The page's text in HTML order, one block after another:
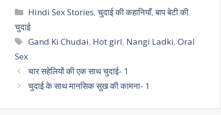
Categories
Hindi Sex Stories,चुदाई की कहानियाँ,बाप बेटी की
चुदाई
Tags
Gand Ki Chudai, Hot girl, Nangi Ladki,Oral
Sex
चार सहेलियों की एक साथ चुदाई- 1
चुदाई के साथ मानसिक सुख की कामना- 1